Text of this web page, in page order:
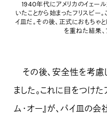
1940年代にアメリカのイェー
いたことから始まったフリスビー
イ皿だ。その後、正式におもちゃ
を重ねた結果、
その後、安全性を考慮
ました。これに目をつけ
ム・オー』が、パイ皿の